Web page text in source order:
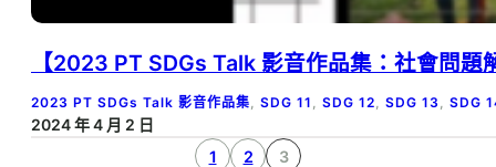
【2023 PT SDGs Talk 影音作品集：社會問
2023 PT SDGs Talk 影音作品集, SDG 11 , SDG 12, SDG 13 , SDG
2024 年 4 月 2 日
1
2 3